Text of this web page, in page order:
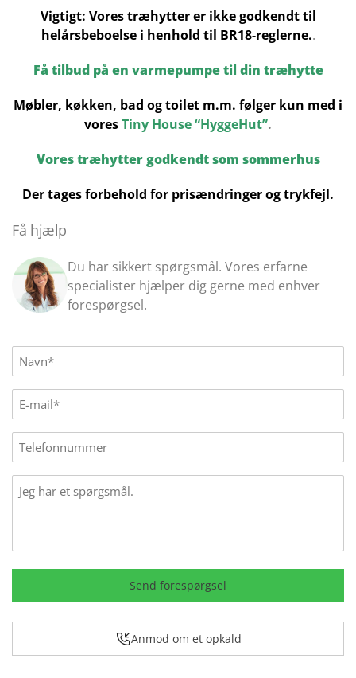
Vigtigt: Vores træhytter er ikke godkendt til
helårsbeboelse i henhold til BR18-reglerne..
Få tilbud på en varmepumpe til din træhytte
Møbler, køkken, bad og toilet m.m. følger kun med i
voresTiny House “HyggeHut”.
Vores træhytter godkendt som sommerhus
Der tages forbehold for prisændringer og trykfejl.
Få hjælp
Du har sikkert spørgsmål. Vores erfarne
specialister hjælper dig gerne med enhver
forespørgsel.
Name(Påkrævet)
E-
mail(Påkrævet)
Phone
Message
Send forespørgsel
Anmod om et opkald